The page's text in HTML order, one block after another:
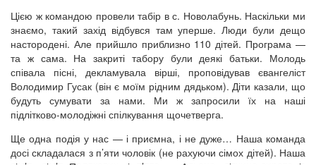
Цією ж командою провели табір в с. Новолабунь. Наскільки ми
знаємо, такий захід відбувся там уперше. Люди були дещо
настородені. Але прийшло приблизно 110 дітей. Програма —
та ж сама. На закриті табору були деякі батьки. Молодь
співала пісні, декламувала вірші, проповідував євангеліст
Володимир Гусак (він є моїм рідним дядьком). Діти казали, що
будуть сумувати за нами. Ми ж запросили їх на наші
підлітково-молодіжні спілкування щочетверга.
Ще одна подія у нас — і приємна, і не дуже… Наша команда
досі складалася з п’яти чоловік (не рахуючи сімох дітей). Наша